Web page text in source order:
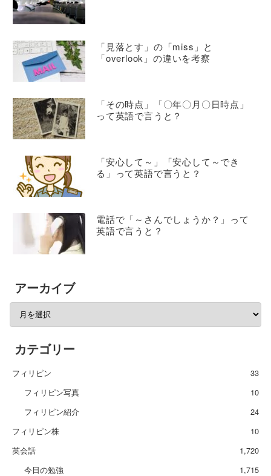
「見落とす」の「miss」と
「overlook」の違いを考察
「その時点」「〇年〇月〇日時点」
って英語で言うと？
「安心して～」「安心して～でき
る」って英語で言うと？
電話で「～さんでしょうか？」って
英語で言うと？
アーカイブ
カテゴリー
フィリピン
33
フィリピン写真
10
フィリピン紹介
24
フィリピン株
10
英会話
1,720
今日の勉強
1,715